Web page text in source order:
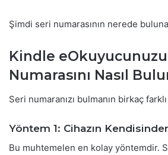
Şimdi seri numarasının nerede
Kindle
Numarasını Nasıl
Seri numaranızı bulmanın birkaç
Yöntem 1: Cihazın
Bu muhtemelen en kolay yöntemdir.